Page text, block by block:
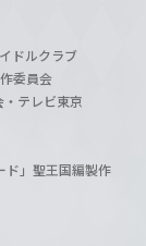
ドルクラブ
委員会
テレビ東京
ド」聖王国編製作